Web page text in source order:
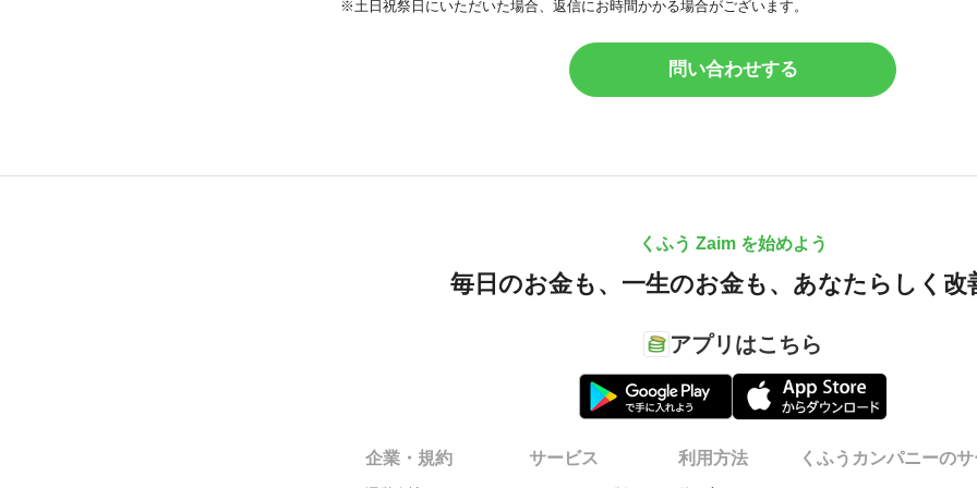
※土日祝祭日にいただいた場合、返信にお時間かかる場合がございます。
問い合わせする
くふう Zaim を始めよう
毎日のお金も、 一生のお金も、 あなたらしく改
アプリはこちら
企業・規約 サービス 利用方法 くふうカンパニーの